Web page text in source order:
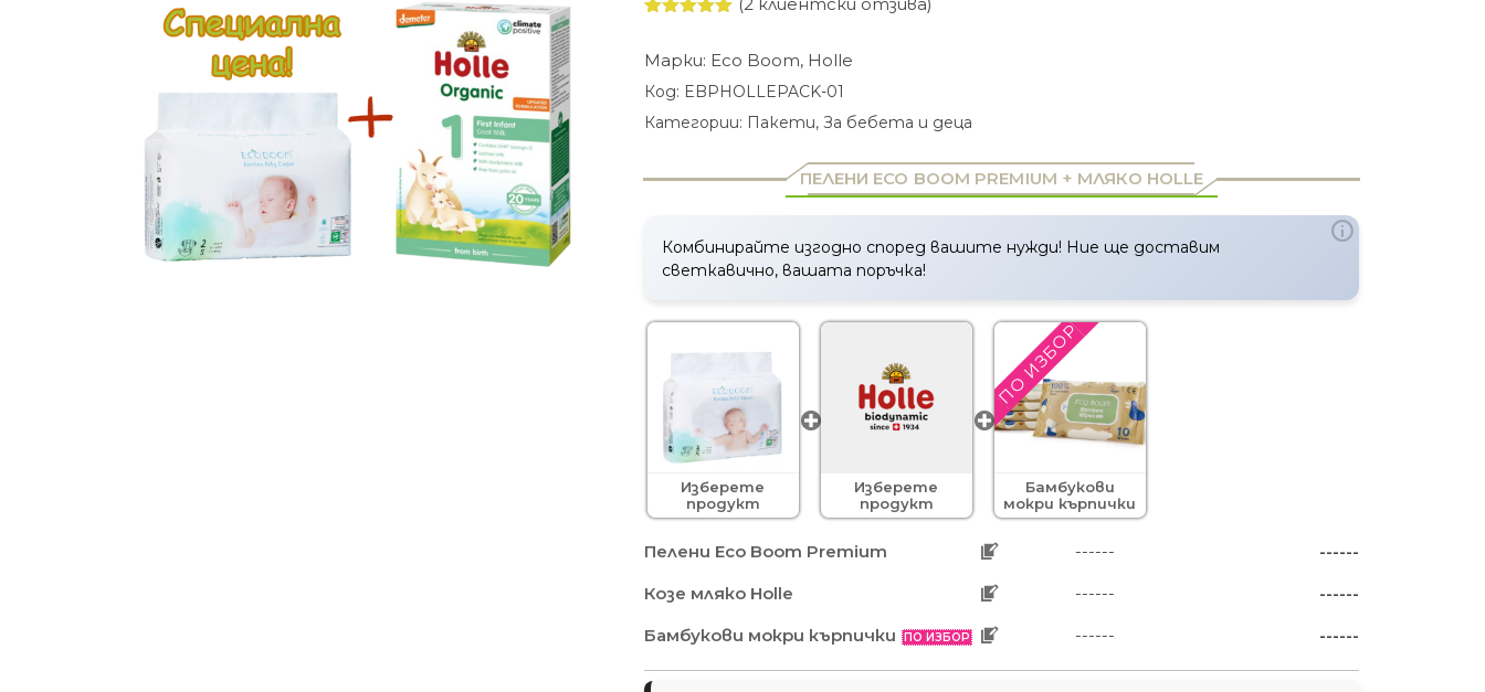
базирано
потребителски
Марки: Eco Boom, Holle
Код: EBPHOLLEPACK-01
Категории: Пакети, За бебета и деца
ПЕЛЕНИ ECO BOOM PREMIUM + МЛЯКО HOLLE
Комбинирайте изгодно според вашите нужди! Ние ще доставим
светкавично, вашата поръчка!
Изберете
продукт
Изберете
продукт
ПО ИЗБОР
Бамбукови
мокри кърпички
Пелени Eco Boom Premium ------
------
Козе мляко Holle
------
------
Бамбукови мокри кърпички
ПО ИЗБОР ------ ------